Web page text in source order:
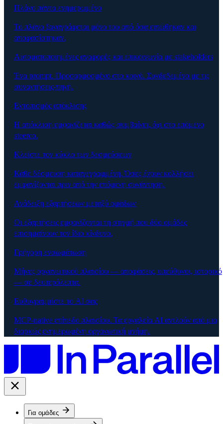
Πλάνο πάντα ενημερωμένο
Το πλάνο ξαναγράφεται μόνο του από όσα ειπώθηκαν και
αποφασίστηκαν.
Αυτοματοποιημένες αναφορές και επικοινωνία με stakeholders
Ένα prompt. Προσαρμοσμένο στο κοινό. Συνδεδεμένο με τις
συναντήσεις-πηγή.
Εντοπισμός απόκλισης
Η απόκλιση εμφανίζεται καθώς συμβαίνει, όχι στο επόμενο
steerco.
Κλείστε τον κύκλο των δεσμεύσεων
Κάθε δέσμευση καταγεγραμμένη. Όσες έχουν κολλήσει
εμφανίζονται πριν από την επόμενη συνάντηση.
Ανάδειξη εξαρτήσεων μεταξύ ομάδων
Οι εξαρτήσεις εμφανίζονται τη στιγμή που δύο ομάδες
επισημαίνουν τον ίδιο κίνδυνο.
Γρήγορη ενσωμάτωση
Μήνες οργανωτικού πλαισίου — αποφάσεις, υπεύθυνοι, ιστορικό
— σε δευτερόλεπτα.
Ευθυγραμμίστε το AI σας
MCP-native επίπεδο πλαισίου. Τα εργαλεία AI αντλούν από μια
διαρκώς ενημερωμένη οργανωτική μνήμη.
Για ομάδες